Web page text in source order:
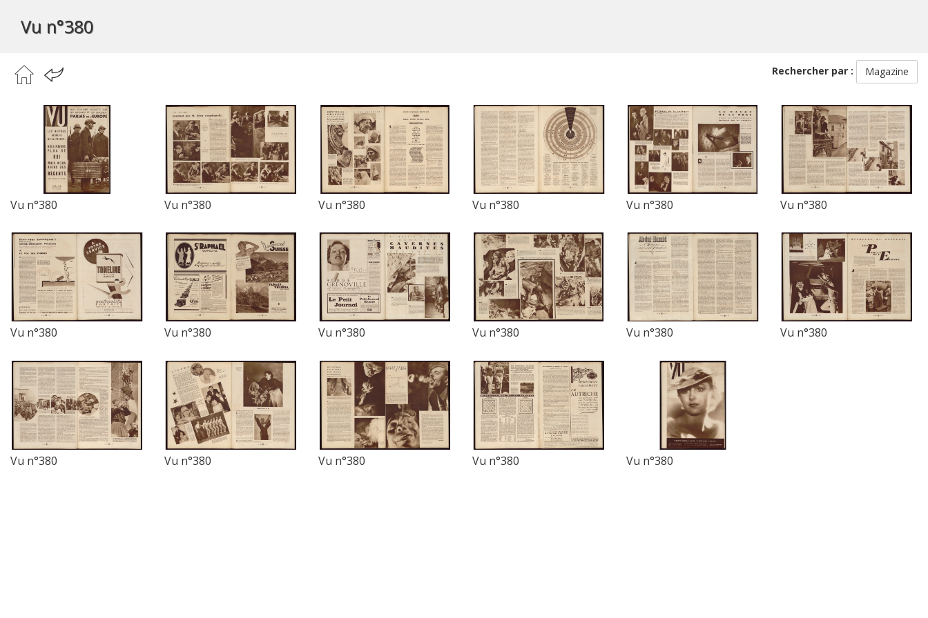
Vu n°380
Rechercher par : Magazine
Vu n°380 Vu n°380 Vu n°380 Vu n°380 Vu n°380 Vu n°380
Vu n°380 Vu n°380 Vu n°380 Vu n°380 Vu n°380 Vu n°380
Vu n°380 Vu n°380 Vu n°380 Vu n°380 Vu n°380